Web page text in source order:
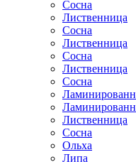
Сосна
Лиственница
Сосна
Лиственница
Сосна
Лиственница
Сосна
Лиственница
Сосна
Ольха
Липа